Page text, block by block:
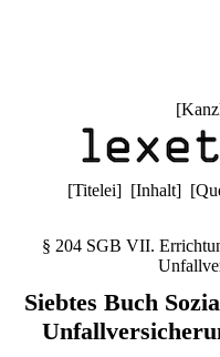
[
[Titelei] [Inhalt] [
§ 204 SGB VII.
Siebtes Buch